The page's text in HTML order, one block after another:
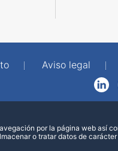
Aviso legal
Facebook
por la página web así
o tratar datos de